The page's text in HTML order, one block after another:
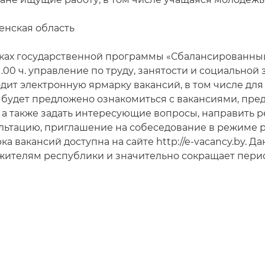
область
государственной программы
ч. управление по труду, занятости и
электронную ярмарку вакансий, в том числе
предложено ознакомиться с вакансиями,
а также задать интересующие вопросы, направить
приглашение на собеседование в режиме
вакансий доступна на сайте http://e-vacancy.by.
республики и значительно сокращает